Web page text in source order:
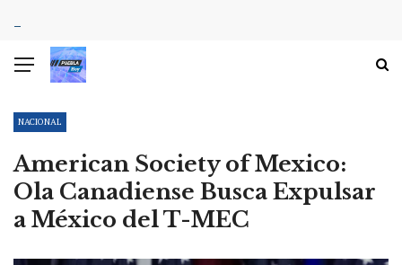
NACIONAL
American Society of Mexico:
Ola Canadiense Busca Expulsar
a México del T-MEC